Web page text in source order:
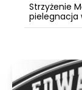
Strzyżenie
pielegnacja